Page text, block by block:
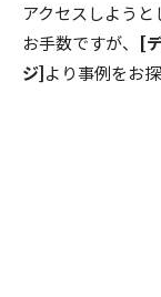
アクセスしようと
お手数ですが、 [
ジ]より事例をお